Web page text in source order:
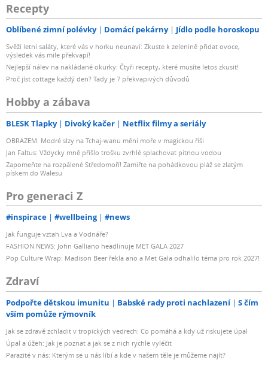
Recepty
Oblíbené zimní polévky Domácí pekárny Jídlo podle horoskopu
Svěží letní saláty, které vás v horku neunaví: Zkuste k zelenině přidat ovoce,
výsledek vás mile překvapí!
Nejlepší nálev na nakládané okurky: Čtyři recepty, které musíte letos zkusit!
Proč jíst cottage každý den? Tady je 7 překvapivých důvodů
Hobby a zábava
BLESK Tlapky Divoký kačer Netflix filmy a seriály
OBRAZEM: Modré slzy na Tchaj-wanu mění moře v magickou říši
Jan Faltus: Vždycky mně přišlo trošku zvrhlé splachovat pitnou vodou
Zapomeňte na rozpálené Středomoří! Zamiřte na pohádkovou pláž se zlatým
pískem do Walesu
Pro generaci Z
#inspirace #wellbeing #news
Jak funguje vztah Lva a Vodnáře?
FASHION NEWS: John Galliano headlinuje MET GALA 2027
Pop Culture Wrap: Madison Beer řekla ano a Met Gala odhalilo téma pro rok 2027!
Zdraví
Podpořte dětskou imunitu Babské rady proti nachlazení
S čím
vším pomůže rýmovník
Jak se zdravě zchladit v tropických vedrech: Co pomáhá a kdy už riskujete úpal
Úpal a úžeh: Jak je poznat a jak se z nich rychle vyléčit
Parazité v nás: Kterým se u nás líbí a kde v našem těle je můžeme najít?